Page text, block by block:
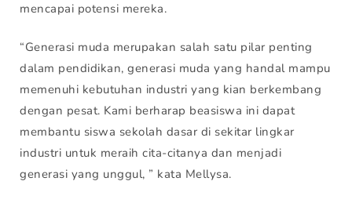
mencapai potensi mereka.
“Generasi muda merupakan salah satu pilar penting
dalam pendidikan, generasi muda yang handal mampu
memenuhi kebutuhan industri yang kian berkembang
dengan pesat. Kami berharap beasiswa ini dapat
membantu siswa sekolah dasar di sekitar lingkar
industri untuk meraih cita-citanya dan menjadi
generasi yang unggul, ” kata Mellysa.